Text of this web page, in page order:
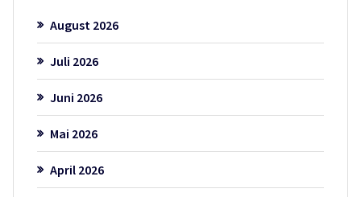
August 2026
Juli 2026
Juni 2026
Mai 2026
April 2026